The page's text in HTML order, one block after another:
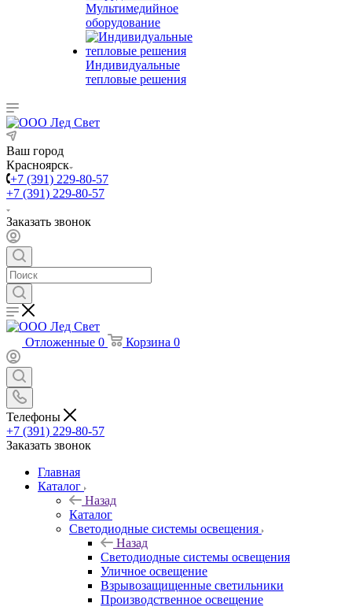
Мультимедийное
оборудование
Индивидуальные
тепловые решения
Ваш город
Красноярск
+7 (391) 229-80-57
+7 (391) 229-80-57
Заказать звонок
Отложенные 0 Корзина 0
Телефоны
+7 (391) 229-80-57
Заказать звонок
Главная
Каталог
Назад
Каталог
Светодиодные системы освещения
Назад
Светодиодные системы освещения
Уличное освещение
Взрывозащищенные светильники
Производственное освещение